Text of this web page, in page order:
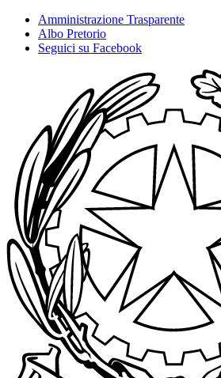
Amministrazione Trasparente
Albo Pretorio
Seguici su Facebook